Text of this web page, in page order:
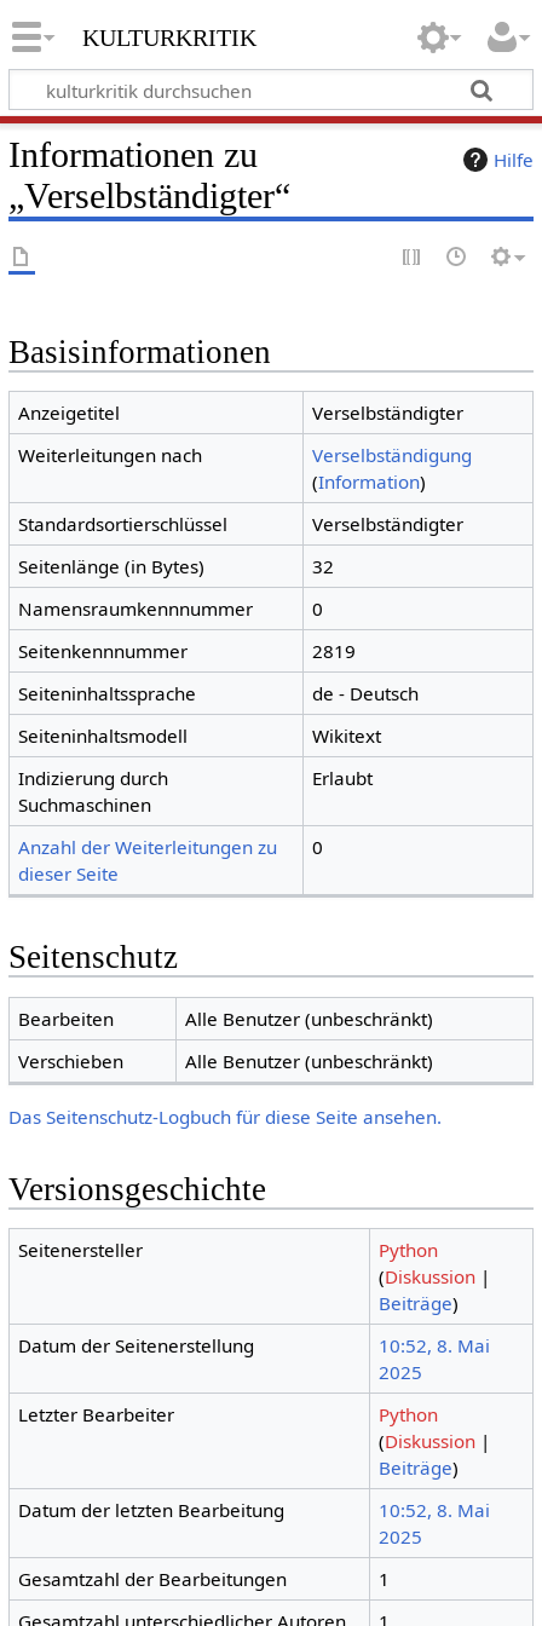
kulturkritik
Hilfe
Informationen zu
„Verselbständigter“
Basisinformationen
Anzeigetitel
Verselbständigter
Weiterleitungen nach
Verselbständigung
(Information)
Standardsortierschlüssel
Verselbständigter
Seitenlänge (in Bytes)
32
Namensraumkennnummer
0
Seitenkennnummer
2819
Seiteninhaltssprache
de - Deutsch
Seiteninhaltsmodell
Wikitext
Indizierung durch
Suchmaschinen
Erlaubt
Anzahl der Weiterleitungen zu
dieser Seite
0
Seitenschutz
Bearbeiten
Alle Benutzer (unbeschränkt)
Verschieben
Alle Benutzer (unbeschränkt)
Das Seitenschutz-Logbuch für diese Seite ansehen.
Versionsgeschichte
Seitenersteller
Python
(Diskussion |
Beiträge)
Datum der Seitenerstellung
10:52, 8. Mai
2025
Letzter Bearbeiter
Python
(Diskussion |
Beiträge)
Datum der letzten Bearbeitung
10:52, 8. Mai
2025
Gesamtzahl der Bearbeitungen
1